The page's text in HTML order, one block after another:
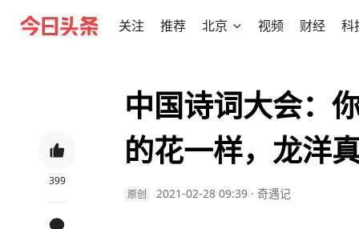
关注 推荐 北京 视频 财经 科
399
中国诗词大会：
的花一样，龙洋
原创 2021-02-28 09:39 · 奇遇记